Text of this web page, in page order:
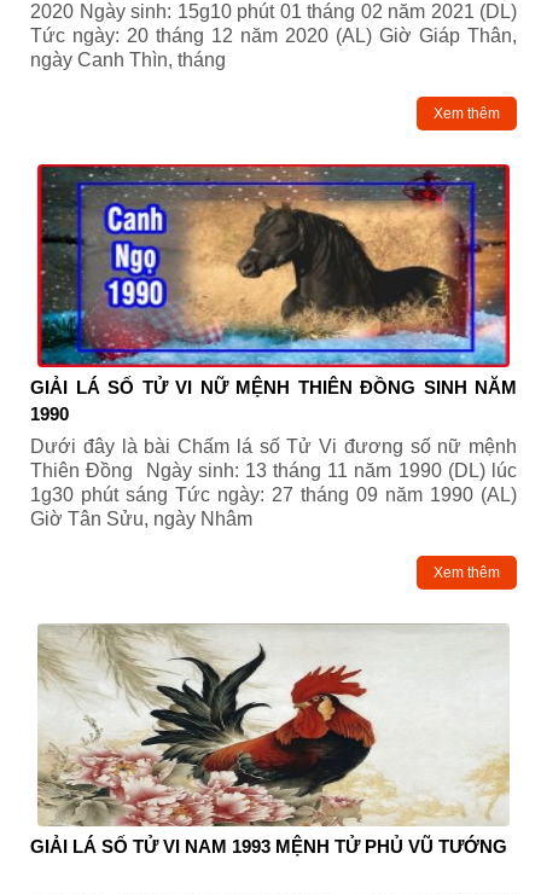
2020 Ngày sinh: 15g10 phút 01 tháng 02 năm 2021 (DL)
Tức ngày: 20 tháng 12 năm 2020 (AL) Giờ Giáp Thân,
ngày Canh Thìn, tháng
Xem thêm
GIẢI LÁ SỐ TỬ VI NỮ MỆNH THIÊN ĐỒNG SINH NĂM
1990
Dưới đây là bài Chấm lá số Tử Vi đương số nữ mệnh
Thiên Đồng Ngày sinh: 13 tháng 11 năm 1990 (DL) lúc
1g30 phút sáng Tức ngày: 27 tháng 09 năm 1990 (AL)
Giờ Tân Sửu, ngày Nhâm
Xem thêm
GIẢI LÁ SỐ TỬ VI NAM 1993 MỆNH TỬ PHỦ VŨ TƯỚNG